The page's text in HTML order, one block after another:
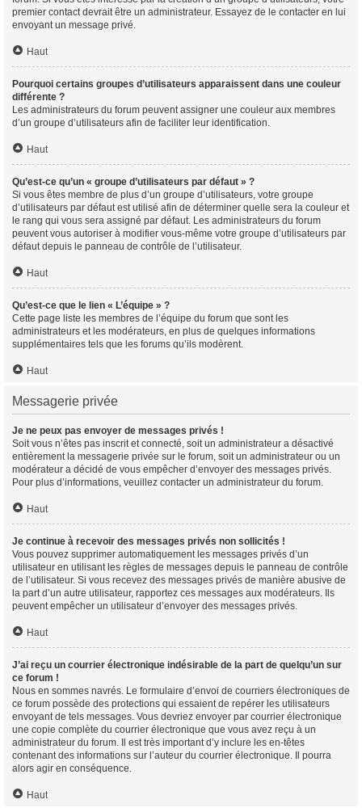
premier contact devrait être un administrateur. Essayez de le contacter en lui
envoyant un message privé.
Haut
Pourquoi certains groupes d’utilisateurs apparaissent dans une couleur
différente ?
Les administrateurs du forum peuvent assigner une couleur aux membres
d’un groupe d’utilisateurs afin de faciliter leur identification.
Haut
Qu’est-ce qu’un « groupe d’utilisateurs par défaut » ?
Si vous êtes membre de plus d’un groupe d’utilisateurs, votre groupe
d’utilisateurs par défaut est utilisé afin de déterminer quelle sera la couleur et
le rang qui vous sera assigné par défaut. Les administrateurs du forum
peuvent vous autoriser à modifier vous-même votre groupe d’utilisateurs par
défaut depuis le panneau de contrôle de l’utilisateur.
Haut
Qu’est-ce que le lien « L’équipe » ?
Cette page liste les membres de l’équipe du forum que sont les
administrateurs et les modérateurs, en plus de quelques informations
supplémentaires tels que les forums qu’ils modèrent.
Haut
Messagerie privée
Je ne peux pas envoyer de messages privés !
Soit vous n’êtes pas inscrit et connecté, soit un administrateur a désactivé
entièrement la messagerie privée sur le forum, soit un administrateur ou un
modérateur a décidé de vous empêcher d’envoyer des messages privés.
Pour plus d’informations, veuillez contacter un administrateur du forum.
Haut
Je continue à recevoir des messages privés non sollicités !
Vous pouvez supprimer automatiquement les messages privés d’un
utilisateur en utilisant les règles de messages depuis le panneau de contrôle
de l’utilisateur. Si vous recevez des messages privés de manière abusive de
la part d’un autre utilisateur, rapportez ces messages aux modérateurs. Ils
peuvent empêcher un utilisateur d’envoyer des messages privés.
Haut
J’ai reçu un courrier électronique indésirable de la part de quelqu’un sur
ce forum !
Nous en sommes navrés. Le formulaire d’envoi de courriers électroniques de
ce forum possède des protections qui essaient de repérer les utilisateurs
envoyant de tels messages. Vous devriez envoyer par courrier électronique
une copie complète du courrier électronique que vous avez reçu à un
administrateur du forum. Il est très important d’y inclure les en-têtes
contenant des informations sur l’auteur du courrier électronique. Il pourra
alors agir en conséquence.
Haut